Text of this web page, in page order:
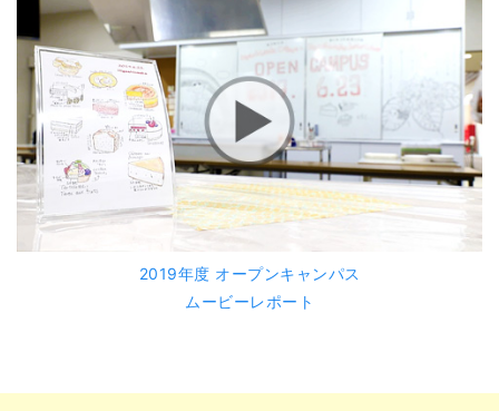
2019年度 オープンキャンパス
ムービーレポート